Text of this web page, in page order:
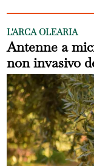
L'ARCA OLEARIA
Antenne a
non invasivo